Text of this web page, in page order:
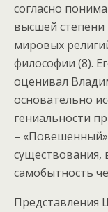
согласно
высшей степени
мировых
философии (8).
оценивал
основательно
гениальности
– «Повешенный»
существования,
самобытность
Представления